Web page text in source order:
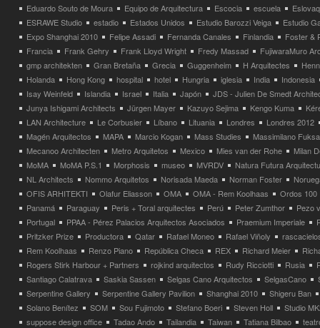
Eduardo Souto de Moura
Equipo de Arquitectura Escocia escuela
ESRAWE Studio
estadio Estados Unidos Estudio Barozzi Veiga
Estudio
Expo Shanghai 2010
Felipe Assadi Fernanda Canales Finlandia
Foster &
Francia
Frank Gehry Frank Lloyd Wright Fredy Massad
FujiwaraMuro
gmp architekten
Gran Bretaña Grecia Guggenheim H Arquitectes
Holanda
Hong Kong hospital hotel Hungria iglesia India
Indonesia
Isay Weinfeld
Islandia Israel Italia Japón
JDS - Julien De Smedt
Junya Ishigami Architects
Jürgen Mayer Kazuyo Sejima Kengo Kuma
LAN Architecture
Le Corbusier Líbano Lituania Londres
Londres 2012
Magén Arquitectos
MAPA Marcio Kogan Mass Studies
Massimilano
Mecanoo Architecten
Metro Arquitetos Mexico Mies van der Rohe
Milan
MoMA
MoMA P.S.1 Morphosis museo MVRDV
Natura Futura
NL Architects
Nommo Arquitetos Norisada Maeda Norman Foster
OFIS ARHITEKTI
Olafur Eliasson OMA OMA - Rem Koolhaas
Ordos 100
Panamá
Paraguay Peris + Toral arquitectes Perú Peter Zumthor
Pezo
Portugal
PPAA - Pérez Palacios Arquitectos Asociados Praemium Imperiale
Pritzker Prize
Productora Qatar Rafael Moneo Rafael Viñoly
Rem Koolhaas
Renzo Piano República Checa REX Richard Meier
Rogers Stirk Harbour + Partners
rojkind arquitectos Rudy Ricciotti Rusia
Santiago Calatrava
Saskia Sassen Selgas Cano Arquitectos SelgasCano
Serpentine Gallery
Serpentine Gallery Pavilion Shanghai 2010
Shigeru Ban
Solano Benítez
SOM Sou Fujimoto Stefano Boeri Steven Holl
Studio
suppose design office
Tadao Ando Tailandia Taiwan Tatiana Bilbao